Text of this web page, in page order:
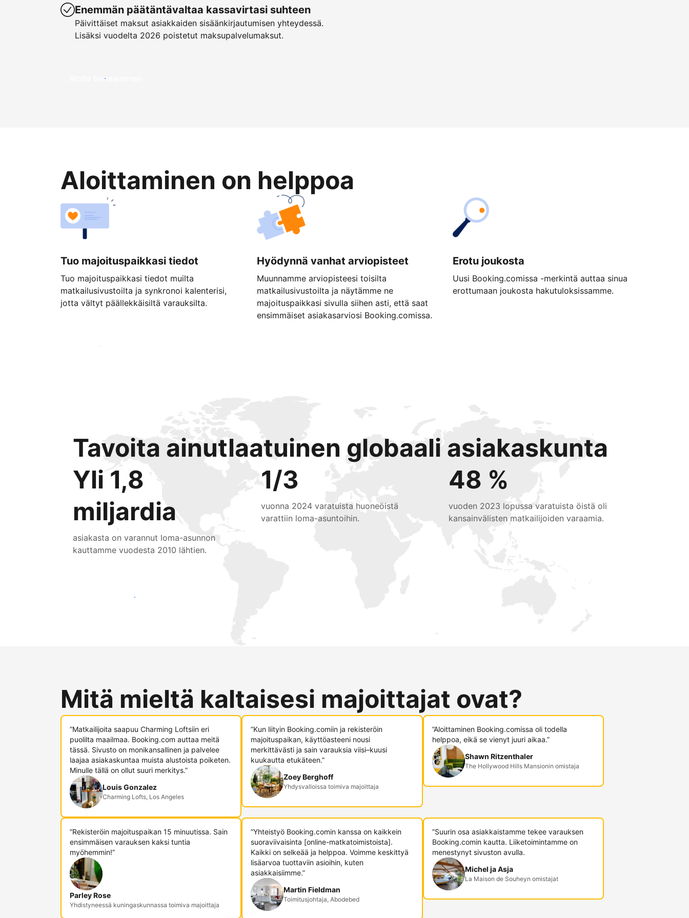
Enemmän päätäntävaltaa kassavirtasi suhteen
Päivittäiset maksut asiakkaiden sisäänkirjautumisen yhteydessä.
Lisäksi vuodelta 2026 poistetut maksupalvelumaksut.
Aloita tienaaminen
Aloittaminen on helppoa
Tuo majoituspaikkasi tiedot
Tuo majoituspaikkasi tiedot muilta
matkailusivustoilta ja synkronoi kalenterisi,
jotta vältyt päällekkäisiltä varauksilta.
Hyödynnä vanhat arviopisteet
Muunnamme arviopisteesi toisilta
matkailusivustoilta ja näytämme ne
majoituspaikkasi sivulla siihen asti, että saat
ensimmäiset asiakasarviosi Booking.comissa.
Erotu joukosta
Uusi Booking.comissa -merkintä auttaa sinua
erottumaan joukosta hakutuloksissamme.
Aloita jo tänään
Tavoita ainutlaatuinen globaali asiakaskunta
Yli 1,8
miljardia
asiakasta on varannut loma-asunnon
kauttamme vuodesta 2010 lähtien.
1/3
vuonna 2024 varatuista huoneöistä
varattiin loma-asuntoihin.
48 %
vuoden 2023 lopussa varatuista öistä oli
kansainvälisten matkailijoiden varaamia.
Tavoita uusia asiakkaita jo tänään
Mitä mieltä kaltaisesi majoittajat ovat?
”Matkailijoita saapuu Charming Loftsiin eri
puolilta maailmaa. Booking.com auttaa meitä
tässä. Sivusto on monikansallinen ja palvelee
laajaa asiakaskuntaa muista alustoista poiketen.
Minulle tällä on ollut suuri merkitys.”
Louis Gonzalez
Charming Lofts, Los Angeles
”Kun liityin Booking.comiin ja rekisteröin
majoituspaikan, käyttöasteeni nousi
merkittävästi ja sain varauksia viisi–kuusi
kuukautta etukäteen.”
Zoey Berghoff
Yhdysvalloissa toimiva majoittaja
”Aloittaminen Booking.comissa oli todella
helppoa, eikä se vienyt juuri aikaa.”
Shawn Ritzenthaler
The Hollywood Hills Mansionin omistaja
”Rekisteröin majoituspaikan 15 minuutissa. Sain
ensimmäisen varauksen kaksi tuntia
myöhemmin!”
Parley Rose
Yhdistyneessä kuningaskunnassa toimiva majoittaja
”Yhteistyö Booking.comin kanssa on kaikkein
suoraviivaisinta [online-matkatoimistoista].
Kaikki on selkeää ja helppoa. Voimme keskittyä
lisäarvoa tuottaviin asioihin, kuten
asiakkaisiimme.”
Martin Fieldman
Toimitusjohtaja, Abodebed
”Suurin osa asiakkaistamme tekee varauksen
Booking.comin kautta. Liiketoimintamme on
menestynyt sivuston avulla.
Michel ja Asja
La Maison de Souheyn omistajat